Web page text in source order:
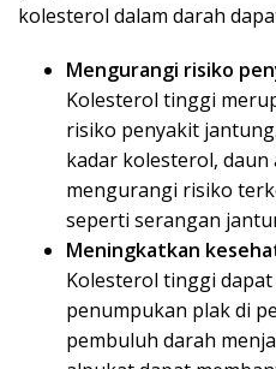
kolesterol dalam darah
Mengurangi risiko
Kolesterol tinggi
risiko penyakit
kadar kolesterol,
mengurangi risiko
seperti serangan
Meningkatkan
Kolesterol tinggi
penumpukan plak di
pembuluh darah